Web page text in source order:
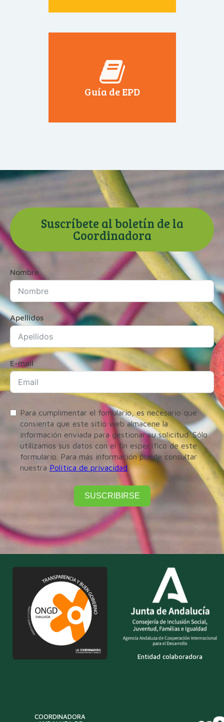
Guía de EPD
Suscríbete al boletín de la
Coordinadora
Nombre
Apellidos
E-mail
Para cumplimentar el fomulario, es necesario que
consienta que este sitio web almacene la
información enviada para gestionar su solicitud. Sólo
utilizamos sus datos con el fin específico de este
formulario. Para más información puede consultar
nuestra Política de privacidad
SUSCRIBIRSE
Entidad colaboradora
COORDINADORA